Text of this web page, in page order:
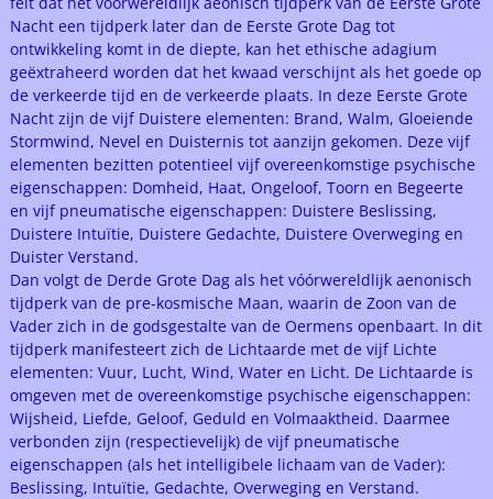
Nacht een tijdperk later dan de Eerste Grote Dag tot
ontwikkeling komt in de diepte, kan het ethische adagium
geëxtraheerd worden dat het kwaad verschijnt als het goede op
de verkeerde tijd en de verkeerde plaats. In deze Eerste Grote
Nacht zijn de vijf Duistere elementen: Brand, Walm, Gloeiende
Stormwind, Nevel en Duisternis tot aanzijn gekomen. Deze vijf
elementen bezitten potentieel vijf overeenkomstige psychische
eigenschappen: Domheid, Haat, Ongeloof, Toorn en Begeerte
en vijf pneumatische eigenschappen: Duistere Beslissing,
Duistere Intuïtie, Duistere Gedachte, Duistere Overweging en
Duister Verstand.
Dan volgt de Derde Grote Dag als het vóórwereldlijk aenonisch
tijdperk van de pre-kosmische Maan, waarin de Zoon van de
Vader zich in de godsgestalte van de Oermens openbaart. In dit
tijdperk manifesteert zich de Lichtaarde met de vijf Lichte
elementen: Vuur, Lucht, Wind, Water en Licht. De Lichtaarde is
omgeven met de overeenkomstige psychische eigenschappen:
Wijsheid, Liefde, Geloof, Geduld en Volmaaktheid. Daarmee
verbonden zijn (respectievelijk) de vijf pneumatische
eigenschappen (als het intelligibele lichaam van de Vader):
Beslissing, Intuïtie, Gedachte, Overweging en Verstand.